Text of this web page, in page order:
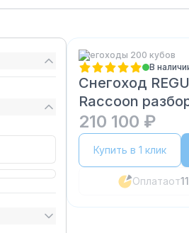
Снегоходы 200 кубов
В
Снегоход
Raccoon
210 100 ₽
Купить в 1 клик
Оплатаот